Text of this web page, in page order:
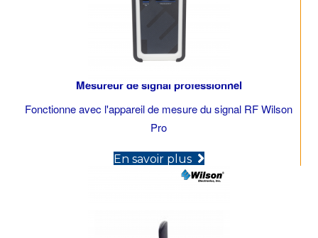
Mesureur de signal professionnel
Fonctionne avec l'appareil de mesure du signal RF Wilson
Pro
En savoir plus (opens in new tab)